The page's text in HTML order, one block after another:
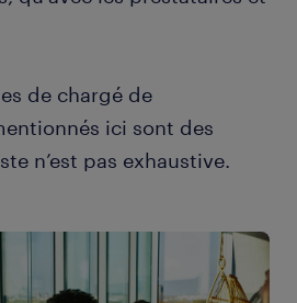
de chargé de
ici sont des
n’est pas exhaustive.